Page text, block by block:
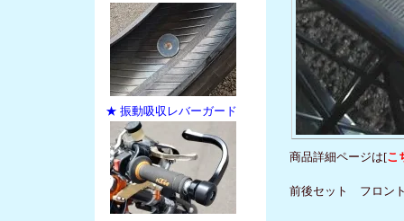
★ 振動吸収レバーガード
商品詳細ページは[こ
前後セット フロン